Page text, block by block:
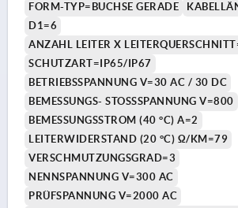
FORM-TYP=BUCHSE GERADE
D1=6
ANZAHL LEITER X
SCHUTZART=IP65/IP67
BETRIEBSSPANNUNG V=30 AC / 30 DC
BEMESSUNGS- STOSSSPANNUNG V=800
BEMESSUNGSSTROM (40 °C) A=2
LEITERWIDERSTAND (20 °C) Ω/KM=79
VERSCHMUTZUNGSGRAD=3
NENNSPANNUNG V=300 AC
PRÜFSPANNUNG V=2000 AC